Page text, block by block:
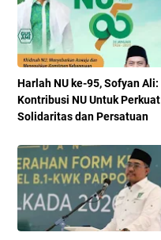
Harlah NU ke-95, Sofyan Ali:
Kontribusi NU Untuk Perkuat
Solidaritas dan Persatuan